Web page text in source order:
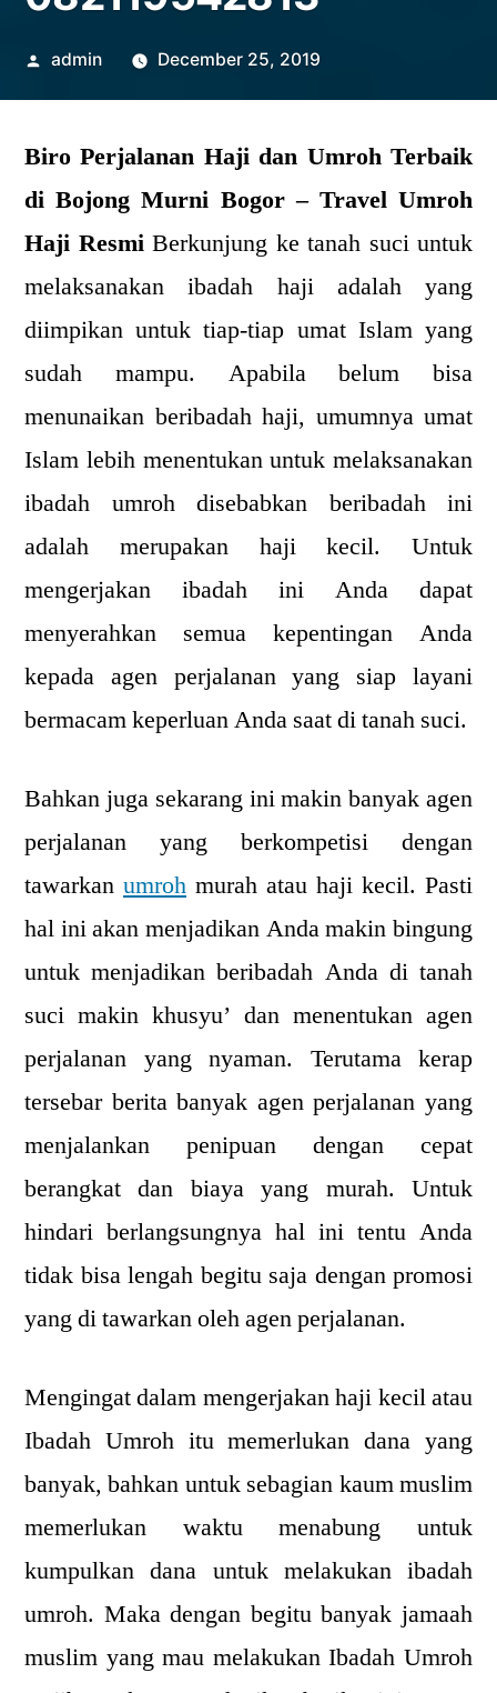
Posted
admin December 25, 2019
Biro Perjalanan Haji dan Umroh Terbaik
di Bojong Murni Bogor – Travel Umroh
Haji Resmi Berkunjung ke tanah suci untuk
melaksanakan ibadah haji adalah yang
diimpikan untuk tiap-tiap umat Islam yang
sudah mampu. Apabila belum bisa
menunaikan beribadah haji, umumnya umat
Islam lebih menentukan untuk melaksanakan
ibadah umroh disebabkan beribadah ini
adalah merupakan haji kecil. Untuk
mengerjakan ibadah ini Anda dapat
menyerahkan semua kepentingan Anda
kepada agen perjalanan yang siap layani
bermacam keperluan Anda saat di tanah suci.
Bahkan juga sekarang ini makin banyak agen
perjalanan yang berkompetisi dengan
tawarkan umroh murah atau haji kecil. Pasti
hal ini akan menjadikan Anda makin bingung
untuk menjadikan beribadah Anda di tanah
suci makin khusyu’ dan menentukan agen
perjalanan yang nyaman. Terutama kerap
tersebar berita banyak agen perjalanan yang
menjalankan penipuan dengan cepat
berangkat dan biaya yang murah. Untuk
hindari berlangsungnya hal ini tentu Anda
tidak bisa lengah begitu saja dengan promosi
yang di tawarkan oleh agen perjalanan.
Mengingat dalam mengerjakan haji kecil atau
Ibadah Umroh itu memerlukan dana yang
banyak, bahkan untuk sebagian kaum muslim
memerlukan waktu menabung untuk
kumpulkan dana untuk melakukan ibadah
umroh. Maka dengan begitu banyak jamaah
muslim yang mau melakukan Ibadah Umroh